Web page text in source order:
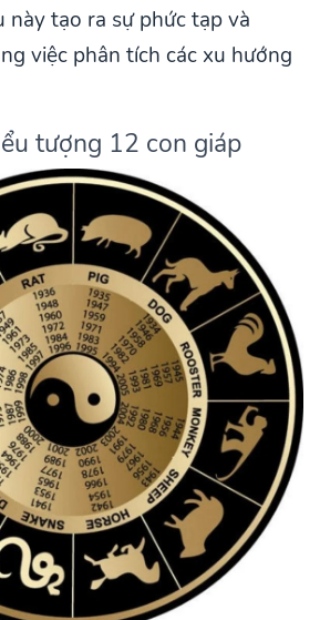
này tạo ra sự phức tạp và
việc phân tích các xu hướng
tượng 12 con giáp